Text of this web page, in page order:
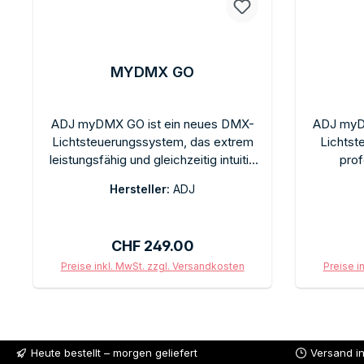
MYDMX GO
ADJ myDMX GO ist ein neues DMX-
Lichtsteuerungssystem, das extrem
leistungsfähig und gleichzeitig intuitiv
mobile DJs, Eventveranstalter und
Software-Setup benötigen. Direkter
Zugang zu DMX-Lichtsteuerung über
eine intuitive Oberfläche. Kompatibel
Hersteller: ADJ
Regulärer Preis:
CHF 249.00
Preise inkl. MwSt. zzgl. Versandkosten
ADJ
Event-
Preise
Heute bestellt – morgen geliefert Versand